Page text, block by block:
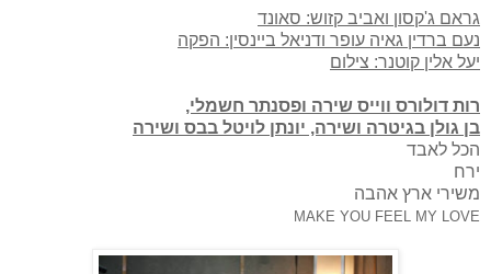
גראם ג'קסון ואביב קזוש: סאונד
נעם ברדין גאיה עופר ודניאל ביינסין: הפקה
יעל אלין קוטנר: צילום
רות דולורס ווייס שירה ופסנתר חשמלי,
בן גולן בגיטרה ושירה, יונתן לויטל בבס ושירה
הכל לאבד
ירח
משירי ארץ אהבה
MAKE YOU FEEL MY LOVE